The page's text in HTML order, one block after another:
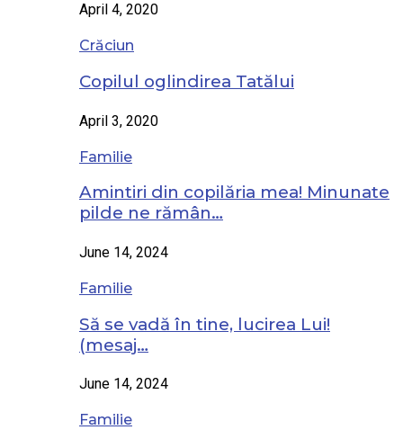
April 4, 2020
Crăciun
Copilul oglindirea Tatălui
April 3, 2020
Familie
Amintiri din copilăria mea! Minunate
pilde ne rămân…
June 14, 2024
Familie
Să se vadă în tine, lucirea Lui!
(mesaj…
June 14, 2024
Familie